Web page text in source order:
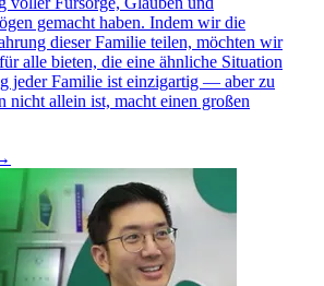
gemacht haben. Indem wir die
dieser Familie teilen, möchten wir
alle bieten, die eine ähnliche Situation
jeder Familie ist einzigartig — aber zu
nicht allein ist, macht einen großen